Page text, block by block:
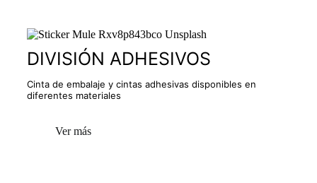
DIVISIÓN ADHESIVOS
Cinta de embalaje y cintas adhesivas disponibles en
diferentes materiales
Ver más